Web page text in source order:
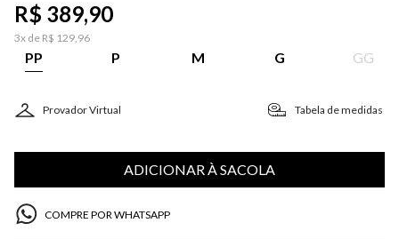
R$ 389,90
3x de R$ 129,96
PP P M G GG
Provador Virtual Tabela de medidas
ADICIONAR À SACOLA
COMPRE POR WHATSAPP